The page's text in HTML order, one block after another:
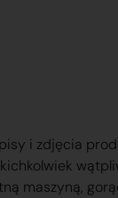
i zdjęcia
maszyną,